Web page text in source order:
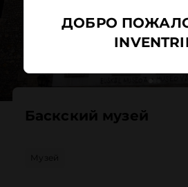
Баскский музей
Музей
ДОБРО